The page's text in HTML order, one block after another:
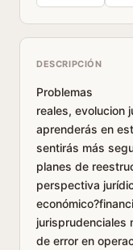
DESCRIPCIÓN
Problemas
reales, evolucion
aprenderás en
sentirás más
planes de
perspectiva
jurisprudenciales
de error en